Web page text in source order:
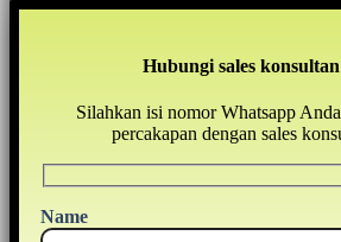
Hubungi sales
Silahkan isi nomor Whatsapp
percakapan dengan sales
Name